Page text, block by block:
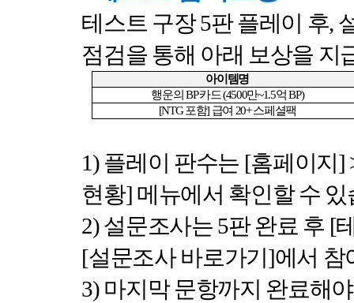
테스트 구장5판 플레이 후,
점검을 통해 아래 보상을 지
아이템명
행운의 BP카드(4500만~1.5억BP)
[NTG포함] 급여 20+스페셜팩
1) 플레이 판수는 [홈페이지]
현황] 메뉴에서 확인할 수
2)설문조사는 5판 완료 후 [
[설문조사 바로가기]에서 참
3) 마지막 문항까지 완료해